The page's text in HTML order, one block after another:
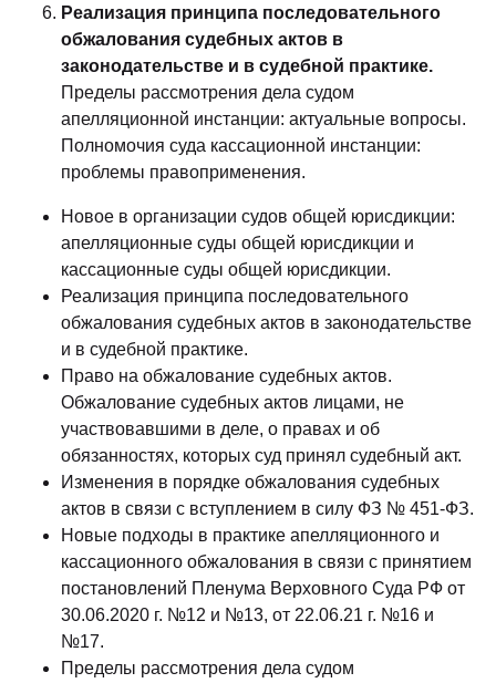
Реализация принципа последовательного
обжалования судебных актов в
законодательстве и в судебной практике.
Пределы рассмотрения дела судом
апелляционной инстанции: актуальные вопросы.
Полномочия суда кассационной инстанции:
проблемы правоприменения.
Новое в организации судов общей юрисдикции:
апелляционные суды общей юрисдикции и
кассационные суды общей юрисдикции.
Реализация принципа последовательного
обжалования судебных актов в законодательстве
и в судебной практике.
Право на обжалование судебных актов.
Обжалование судебных актов лицами, не
участвовавшими в деле, о правах и об
обязанностях, которых суд принял судебный акт.
Изменения в порядке обжалования судебных
актов в связи с вступлением в силу ФЗ № 451-ФЗ.
Новые подходы в практике апелляционного и
кассационного обжалования в связи с принятием
постановлений Пленума Верховного Суда РФ от
30.06.2020 г. №12 и №13, от 22.06.21 г. №16 и
№17.
Пределы рассмотрения дела судом